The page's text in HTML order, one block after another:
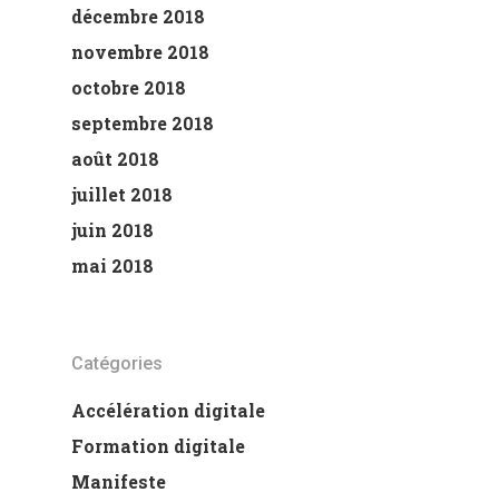
décembre 2018
novembre 2018
octobre 2018
septembre 2018
août 2018
juillet 2018
juin 2018
mai 2018
Catégories
Accélération digitale
Formation digitale
Manifeste